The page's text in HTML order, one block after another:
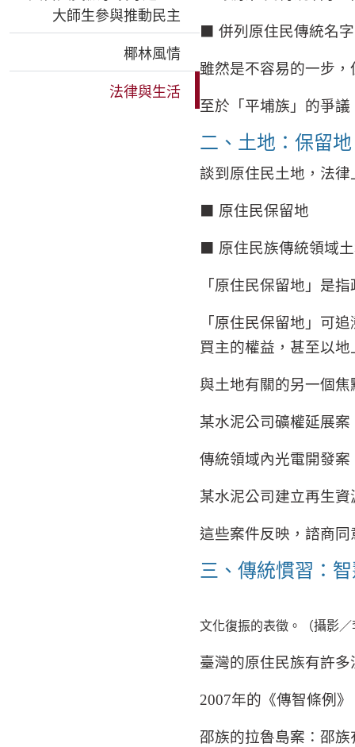
大師生參與推動民主
椰林風情
法律與生活
⬛ 併列原住民傳統名
雖然是不容易的一步
至於「平埔族」的爭
二、土地：保留
談到原住民土地，法
⬛ 原住民保留地
⬛ 原住民族傳統領域
「原住民保留地」是
「原住民保留地」可
買主的權益，甚至以
與土地有關的另一個
某水泥公司礦權延展
傳統領域內光電開發
某水泥公司建立再生
這些案件反映，諮商
三、傳統慣習：
文化復振的表徵。（攝影／
臺灣的原住民族有許
2007年的《傳智條例》
邵族的拉魯島案：邵